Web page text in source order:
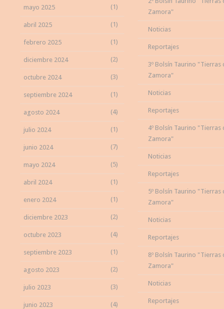
mayo 2025 (1)
abril 2025 (1)
febrero 2025 (1)
diciembre 2024 (2)
octubre 2024 (3)
septiembre 2024 (1)
agosto 2024 (4)
julio 2024 (1)
junio 2024 (7)
mayo 2024 (5)
abril 2024 (1)
enero 2024 (1)
diciembre 2023 (2)
octubre 2023 (4)
septiembre 2023 (1)
agosto 2023 (2)
julio 2023 (3)
junio 2023 (4)
Zamora"
Noticias
Reportajes
3º Bolsín Taurino "Tierras
Zamora"
Noticias
Reportajes
4º Bolsín Taurino "Tierras
Zamora"
Noticias
Reportajes
5º Bolsín Taurino "Tierras
Zamora"
Noticias
Reportajes
8º Bolsín Taurino "Tierras
Zamora"
Noticias
Reportajes